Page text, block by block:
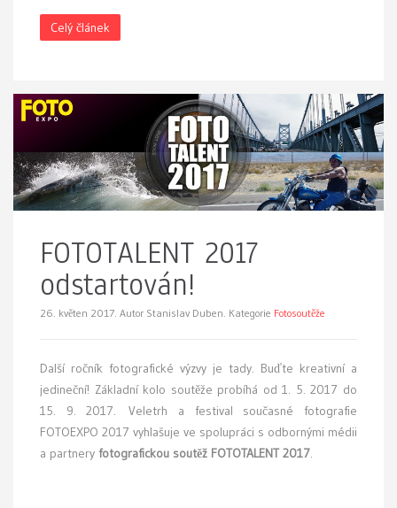
Celý článek
FOTOTALENT 2017
odstartován!
26. květen 2017. Autor Stanislav Duben. Kategorie Fotosoutěže
Další ročník fotografické výzvy je tady. Buďte kreativní a
jedineční! Základní kolo soutěže probíhá od 1. 5. 2017 do
15. 9. 2017. Veletrh a festival současné fotografie
FOTOEXPO 2017 vyhlašuje ve spolupráci s odbornými médii
a partnery fotografickou soutěž FOTOTALENT 2017.